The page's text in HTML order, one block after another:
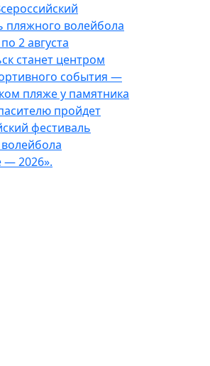
пляжного волейбола
2 августа
станет центром
события —
пляже у памятника
пройдет
фестиваль
2026».